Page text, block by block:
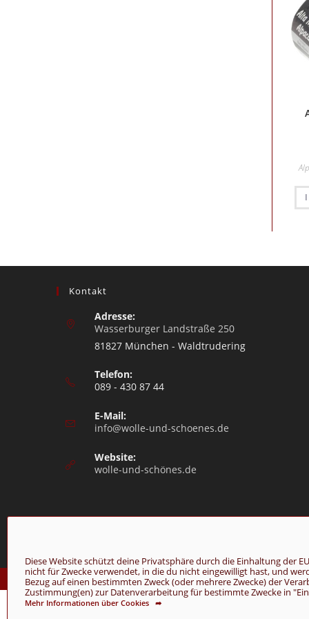
Diese Website schützt deine Privatsphäre durch die Einhaltung der
nicht für Zwecke verwendet, in die du nicht eingewilligt hast, und
Bezug auf einen bestimmten Zweck (oder mehrere Zwecke) der
Zustimmung(en) zur Datenverarbeitung für bestimmte Zwecke in
Mehr Informationen über Cookies ➦
Kontakt
Adresse:
Wasserburger Landstraße 250
81827 München - Waldtrudering
Telefon:
089 - 430 87 44
E-Mail:
info@wolle-und-schoenes.de
Website:
wolle-und-schönes.de
© Copyright 2026 - Wolle & Schönes